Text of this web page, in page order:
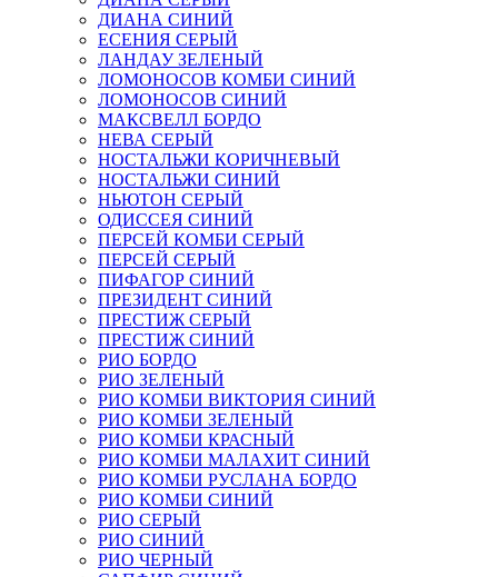
ДИАНА СИНИЙ
ЕСЕНИЯ СЕРЫЙ
ЛАНДАУ ЗЕЛЕНЫЙ
ЛОМОНОСОВ КОМБИ СИНИЙ
ЛОМОНОСОВ СИНИЙ
МАКСВЕЛЛ БОРДО
НЕВА СЕРЫЙ
НОСТАЛЬЖИ КОРИЧНЕВЫЙ
НОСТАЛЬЖИ СИНИЙ
НЬЮТОН СЕРЫЙ
ОДИССЕЯ СИНИЙ
ПЕРСЕЙ КОМБИ СЕРЫЙ
ПЕРСЕЙ СЕРЫЙ
ПИФАГОР СИНИЙ
ПРЕЗИДЕНТ СИНИЙ
ПРЕСТИЖ СЕРЫЙ
ПРЕСТИЖ СИНИЙ
РИО БОРДО
РИО ЗЕЛЕНЫЙ
РИО КОМБИ ВИКТОРИЯ СИНИЙ
РИО КОМБИ ЗЕЛЕНЫЙ
РИО КОМБИ КРАСНЫЙ
РИО КОМБИ МАЛАХИТ СИНИЙ
РИО КОМБИ РУСЛАНА БОРДО
РИО КОМБИ СИНИЙ
РИО СЕРЫЙ
РИО СИНИЙ
РИО ЧЕРНЫЙ